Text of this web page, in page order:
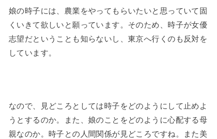
娘の時子には、農業をやってもらいたいと思っていて固
くいきて欲しいと願っています。そのため、時子が女優
志望だということも知らないし、東京へ行くのも反対を
しています。
なので、見どころとしては時子をどのようにして止めよ
うとするのか。また、娘のことをどのように心配する母
親なのか。時子との人間関係が見どころですね。また美